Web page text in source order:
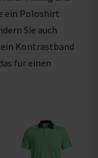
ein Poloshirt
Sie auch
Kontrastband
für einen